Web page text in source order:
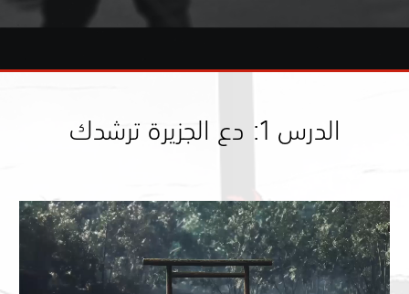
الدرس 1: دع الجزيرة ترشدك